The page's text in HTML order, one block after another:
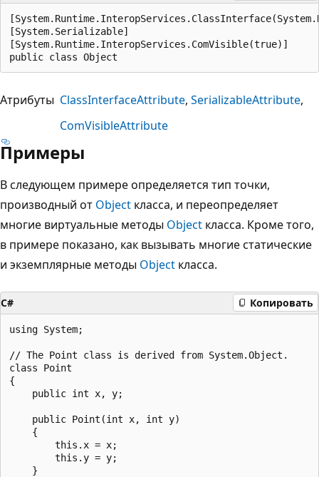
[System.Serializable]
[System.Runtime.InteropServices.ComVisible(true)]
public class Object
Атрибуты ClassInterfaceAttribute SerializableAttribute
ComVisibleAttribute
Примеры
В следующем примере определяется тип точки,
производный от Object класса, и переопределяет
многие виртуальные методы Object класса. Кроме того,
в примере показано, как вызывать многие статические
и экземплярные методы Object класса.
C# Копировать
using System;
// The Point class is derived from System.Object.
class Point
{
    public int x, y;
    public Point(int x, int y)
    {
        this.x = x;
        this.y = y;
    }